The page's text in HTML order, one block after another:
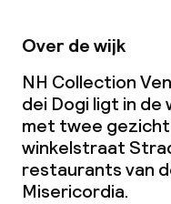
dan de 5 kg)
Grote
dan 5 kg)
Over de wijk
NH Collection
dei Dogi ligt in de
met twee
winkelstraat
restaurants van
Misericordia.